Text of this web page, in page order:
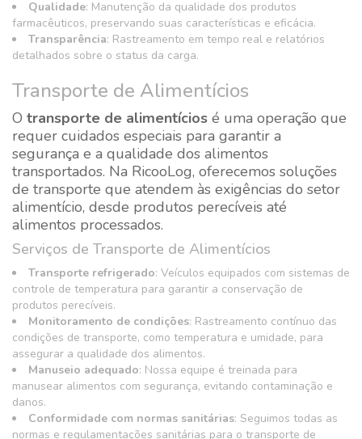
Qualidade: Manutenção da qualidade dos produtos
farmacêuticos, preservando suas características e eficácia.
Transparência: Rastreamento em tempo real e relatórios
detalhados sobre o status da carga.
Transporte de Alimentícios
O transporte de alimentícios é uma operação que
requer cuidados especiais para garantir a
segurança e a qualidade dos alimentos
transportados. Na RicooLog, oferecemos soluções
de transporte que atendem às exigências do setor
alimentício, desde produtos perecíveis até
alimentos processados.
Serviços de Transporte de Alimentícios
Transporte refrigerado: Veículos equipados com sistemas de
controle de temperatura para garantir a conservação de
produtos perecíveis.
Monitoramento de condições: Rastreamento contínuo das
condições de transporte, como temperatura e umidade, para
assegurar a qualidade dos alimentos.
Manuseio adequado: Nossa equipe é treinada para
manusear alimentos com segurança, evitando contaminação e
danos.
Conformidade com normas sanitárias: Seguimos todas as
normas e regulamentações sanitárias para o transporte de